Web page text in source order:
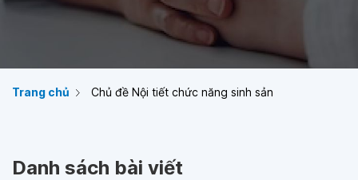
Trang chủ Chủ đề Nội tiết chức năng sinh sản
Danh sách bài viết